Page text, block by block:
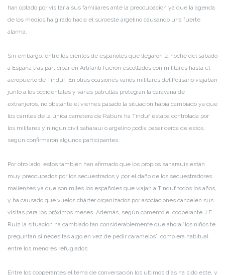
han optado por visitar a sus familiares ante la preocupación ya que la agenda
de los medios ha girado hacia el suroeste argelino causando una fuerte
alarma.
Sin embargo, entre los cientos de españoles que llegaron la noche del sábado
a España tras participar en Artifariti fueron escoltados con militares hasta el
aeropuerto de Tinduf. En otras ocasiones varios militares del Polisario viajaban
junto a los occidentales y varias patrullas protegían la caravana de
extranjeros, no obstante el viernes pasado la situación había cambiado ya que
los carriles de la única carretera de Rabuni ha Tinduf estaba controlada por
los militares y ningún civil saharaui o argelino podía pasar cerca de estos,
según confirmaron algunos participantes.
Por otro lado, estos también han afirmado que los propios saharauis están
muy preocupados por los secuestrados y por el daño de los secuestradores
malienses ya que son miles los españoles que viajan a Tinduf todos los años,
y ha causado que vuelos chárter organizados por asociaciones cancelen sus
visitas para los próximos meses. Además, según comento el cooperante J.F.
Ruiz la situación ha cambiado tan considerablemente que ahora “los niños te
preguntan si necesitas algo en vez de pedir caramelos”, como era habitual
entre los menores refugiados.
Entre los cooperantes el tema de conversación los últimos días ha sido este, y